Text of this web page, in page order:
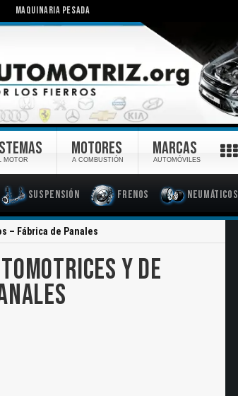
MAQUINARIA PESADA
Suspensión Frenos Neumáticos
MOTOR
MOTORES
A COMBUSTIÓN
MARCAS
AUTOMÓVILES
– Fábrica de Panales
Y DE